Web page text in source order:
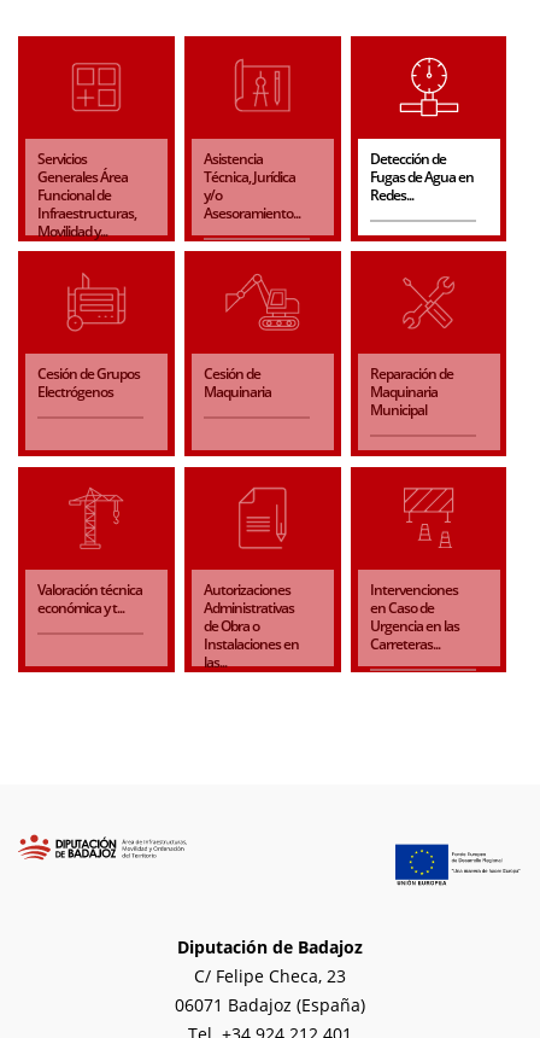
Servicios
Generales Área
Funcional de
Infraestructuras,
Movilidad y...
Asistencia
Técnica, Jurídica
y/o
Asesoramiento...
Detección de
Fugas de Agua en
Redes...
Cesión de Grupos
Electrógenos
Cesión de
Maquinaria
Reparación de
Maquinaria
Municipal
Valoración técnica
económica y t...
Autorizaciones
Administrativas
de Obra o
Instalaciones en
las...
Intervenciones
en Caso de
Urgencia en las
Carreteras...
Diputación de Badajoz
C/ Felipe Checa, 23
06071 Badajoz (España)